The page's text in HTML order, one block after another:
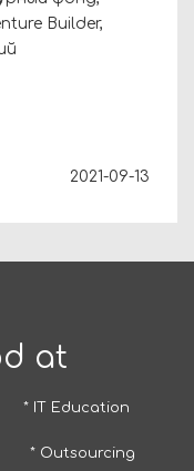
Builder,
2021-09-13
at
* IT Education
* Outsourcing